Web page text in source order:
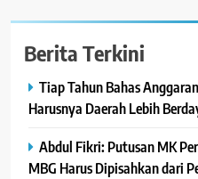
Berita Terkini
Tiap Tahun Bahas
Harusnya Daerah Lebih
Abdul Fikri: Putusan MK
MBG Harus Dipisahkan dari